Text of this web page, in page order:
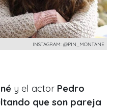
INSTAGRAM: @PIN_MONTANE
y el actor Pedro
que son pareja